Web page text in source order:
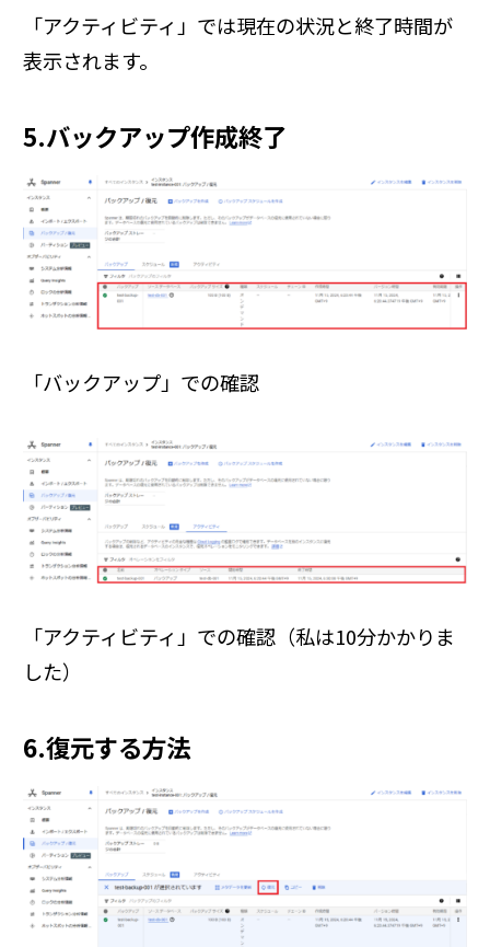
「アクティビティ」では現在の状況と終了時間が
表示されます。
5.バックアップ作成終了
「バックアップ」での確認
「アクティビティ」での確認（私は10分かかりま
した）
6.復元する方法